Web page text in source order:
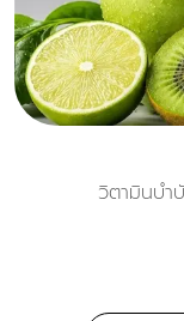
วิตามินบำ